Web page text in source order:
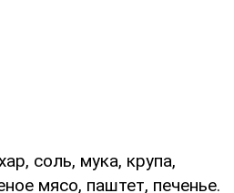
соль, мука, крупа,
мясо, паштет, печенье.